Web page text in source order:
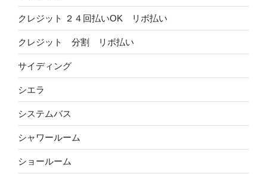
クレジット ２４回払いOK リボ払い
クレジット 分割 リボ払い
サイディング
シエラ
システムバス
シャワールーム
ショールーム